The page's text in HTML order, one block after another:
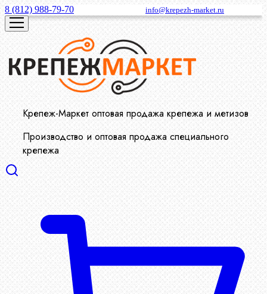
8 (812) 988-79-70 info@krepezh-market.ru
Крепеж-Маркет оптовая продажа крепежа и метизов
Производство и оптовая продажа специального
крепежа